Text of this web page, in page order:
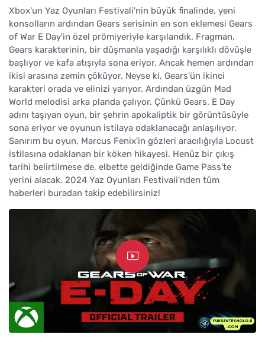
Xbox'un Yaz Oyunları Festivali'nin büyük finalinde, yeni
konsolların ardından Gears serisinin en son eklemesi Gears
of War E Day'in özel prömiyeriyle karşılandık. Fragman,
Gears karakterinin, bir düşmanla yaşadığı karşılıklı dövüşle
başlıyor ve kafa atışıyla sona eriyor. Ancak hemen ardından
ikisi arasına zemin çöküyor. Neyse ki, Gears'ün ikinci
karakteri orada ve elinizi yarıyor. Ardından üzgün Mad
World melodisi arka planda çalıyor. Çünkü Gears. E Day
adını taşıyan oyun, bir şehrin apokaliptik bir görüntüsüyle
sona eriyor ve oyunun istilaya odaklanacağı anlaşılıyor.
Sanırım bu oyun, Marcus Fenix'in gözleri aracılığıyla Locust
istilasına odaklanan bir köken hikayesi. Henüz bir çıkış
tarihi belirtilmese de, elbette geldiğinde Game Pass'te
yerini alacak. 2024 Yaz Oyunları Festivali'nden tüm
haberleri buradan takip edebilirsiniz!